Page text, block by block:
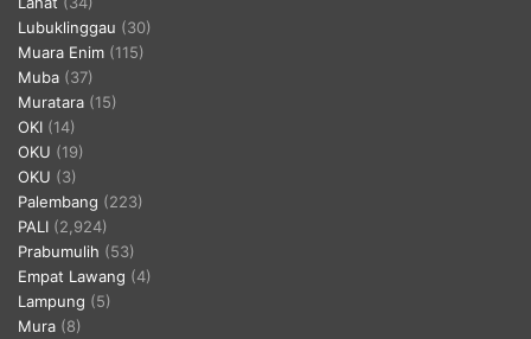
Lubuklinggau (30)
Muara Enim (115)
Muba (37)
Muratara (15)
OKI (14)
OKU (19)
OKU (3)
Palembang (223)
PALI (2,924)
Prabumulih (53)
Empat Lawang (4)
Lampung (5)
Mura (8)